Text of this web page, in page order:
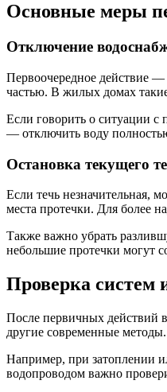
Основные меры
Отключение
Первоочередное действие —
частью. В жилых домах
Если говорить о ситуации с
— отключить воду
Остановка текущего
Если течь незначительная,
места протечки. Для более
Также важно убрать
небольшие протечки могут
Проверка систем
После первичных действий
другие современные методы.
Например, при затоплении
водопроводом важно